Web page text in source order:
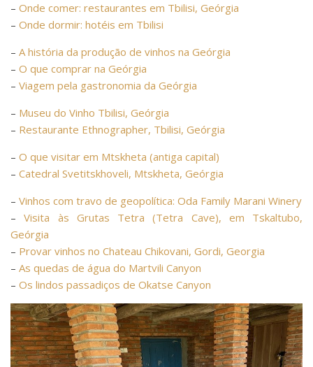
– Onde comer: restaurantes em Tbilisi, Geórgia
– Onde dormir: hotéis em Tbilisi
– A história da produção de vinhos na Geórgia
– O que comprar na Geórgia
– Viagem pela gastronomia da Geórgia
– Museu do Vinho Tbilisi, Geórgia
– Restaurante Ethnographer, Tbilisi, Geórgia
– O que visitar em Mtskheta (antiga capital)
– Catedral Svetitskhoveli, Mtskheta, Geórgia
– Vinhos com travo de geopolítica: Oda Family Marani Winery
–Visita às Grutas Tetra (Tetra Cave), em Tskaltubo,
Geórgia
– Provar vinhos no Chateau Chikovani, Gordi, Georgia
– As quedas de água do Martvili Canyon
– Os lindos passadiços de Okatse Canyon